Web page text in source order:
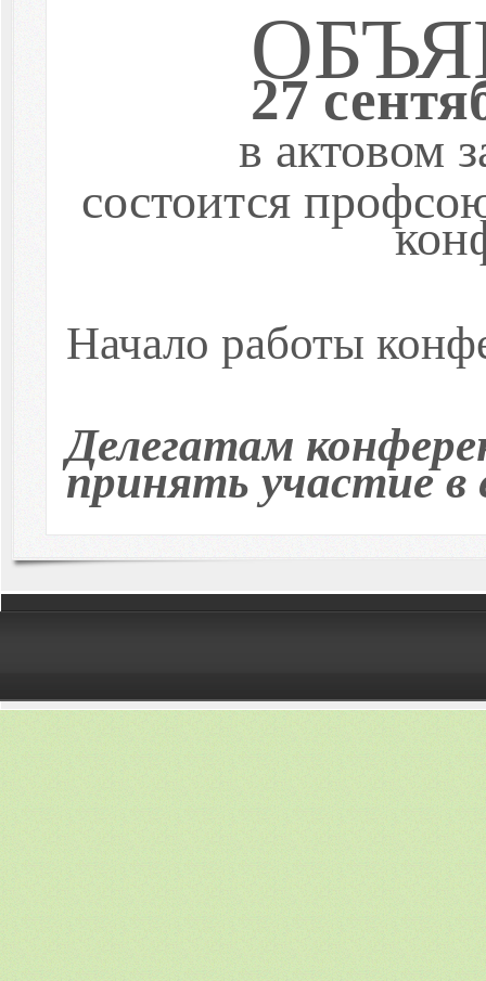
27
в актовом
состоится
Начало работы
Делегатам
принять участие в